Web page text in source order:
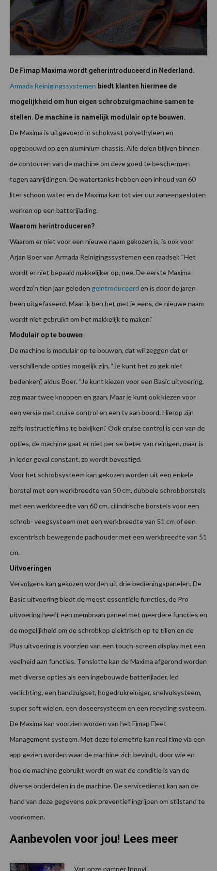
De Fimap Maxima wordt geherintroduceerd in Nederland.
Armada Reinigingssystemen biedt klanten hiermee de
mogelijkheid om hun eigen schrobzuigmachine samen te
stellen. De machine is namelijk modulair op te bouwen.
De Maxima is uitgevoerd in schokvast polyethyleen en
opgebouwd op een aluminium chassis. Alle delen blijven binnen
de contouren van de machine om deze goed te beschermen
tegen aanrijdingen. De watertanks hebben een inhoud van 60
liter schoon water en de Maxima kan tot vier uur aaneengesloten
werken op een batterijlading.
Waarom herintroduceren?
Waarom er niet voor een nieuwe naam gekozen is, is ook voor
Arjan Boer van Armada Reinigingssystemen een raadsel: “Het
wordt er niet bepaald makkelijker op, nee. De eerste Maxima
werd zo’n tien jaar geleden geïntroduceerd en is door de jaren
heen uitgefaseerd. Maar ik ben het met je eens, de nieuwe naam
wordt niet gebruikt om het makkelijk te maken.”
Modulair op te bouwen
De machine is modulair op te bouwen, dat wil zeggen dat er
verschillende opties mogelijk zijn. “Je kunt het zo gek niet
bedenken”, aldus Boer. “Je kunt kiezen voor een Basic uitvoering,
zeg maar twee knoppen en gaan. Maar je kunt ook kiezen voor
een versie met cruise control en een tv aan boord. Hierop zijn
zelfs instructiefilms te bekijken.” Ook cruise control is een van de
opties, de machine gaat er niet per se beter van reinigen, maar is
in ieder geval constant, zo wordt bevestigd.
Voor het schrobsysteem kan gekozen worden uit een enkele
borstel met een werkbreedte van 50 cm, dubbele schrobborstels
met een werkbreedte van 60 cm, cilindrische borstels voor een
schrob- veegsysteem met een werkbreedte van 51 cm of een
excentrisch bewegende padhouder met een werkbreedte van 51
cm.
Uitvoeringen
Vervolgens kan gekozen worden uit drie bedieningspanelen. De
Basic uitvoering biedt de meest essentiële functies, de Pro
uitvoering heeft een membraan paneel met meerdere functies en
de mogelijkheid om de schrobkop elektrisch op te tillen en de
Plus uitvoering is voorzien van een touch-screen display met een
veelheid aan functies. Tenslotte kan de Maxima afgerond worden
met diverse opties als een ingebouwde batterijlader, led
verlichting, een handzuigset, hogedrukreiniger, snelvulsysteem,
super soft wielen, een doseersysteem en een recycling systeem.
De Maxima kan voorzien worden van het Fimap Fleet
Management systeem. Met deze telemetrie kan real time via een
app gezien worden waar de machine zich bevindt, door wie en
hoe de machine gebruikt wordt en wat de conditie is van de
diverse onderdelen in de machine. De servicedienst kan aan de
hand van deze gegevens ook preventief ingrijpen om stilstand te
voorkomen.
Aanbevolen voor jou! Lees meer
Van onze partner Innovi